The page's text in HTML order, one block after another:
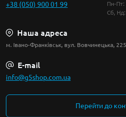
+38 (050) 900 01 99
Пн-Пт:
Сб, Нд:
Наша адреса
м. Івано-Франківськ, вул. Вовчинецька, 225
E-mail
info@g5shop.com.ua
Перейти до